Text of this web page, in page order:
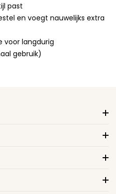
past
en voegt nauwelijks extra
voor langdurig
gebruik)